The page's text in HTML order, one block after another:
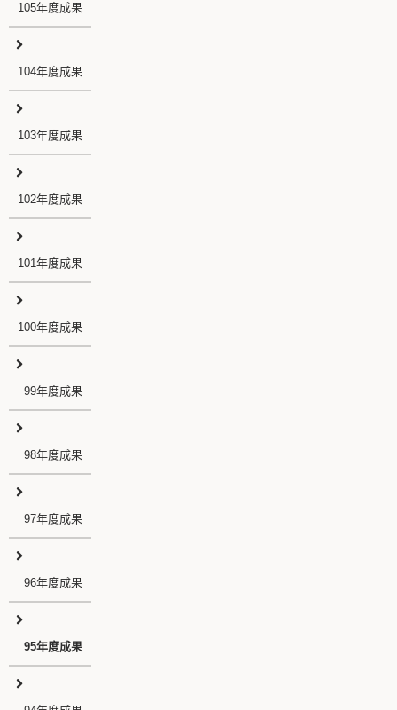
105年度成果
104年度成果
103年度成果
102年度成果
101年度成果
100年度成果
99年度成果
98年度成果
97年度成果
96年度成果
95年度成果